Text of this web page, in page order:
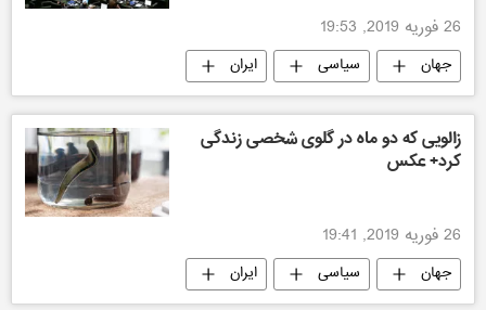
26 فوریه 2019, 19:53
جهان سیاسی ایران
زالویی که دو ماه در گلوی شخصی زندگی
کرد+ عکس
26 فوریه 2019, 19:41
جهان سیاسی ایران